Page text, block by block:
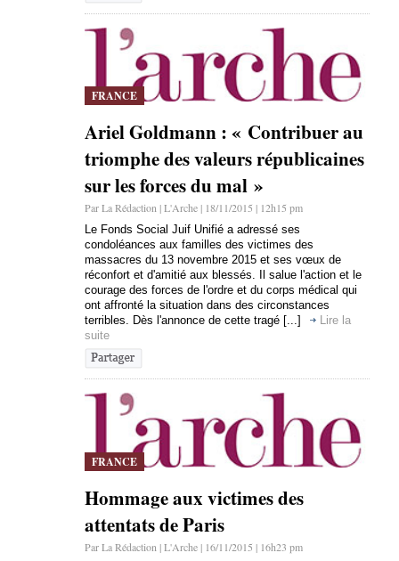
FRANCE
Ariel Goldmann : « Contribuer au
triomphe des valeurs républicaines
sur les forces du mal »
Par La Rédaction | L'Arche | 18/11/2015 | 12h15 pm
Le Fonds Social Juif Unifié a adressé ses
condoléances aux familles des victimes des
massacres du 13 novembre 2015 et ses vœux de
réconfort et d'amitié aux blessés. Il salue l'action et le
courage des forces de l'ordre et du corps médical qui
ont affronté la situation dans des circonstances
terribles. Dès l'annonce de cette tragé [...]
Lire la
suite
FRANCE
Hommage aux victimes des
attentats de Paris
Par La Rédaction | L'Arche | 16/11/2015 | 16h23 pm